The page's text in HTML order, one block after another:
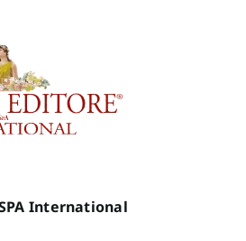
International